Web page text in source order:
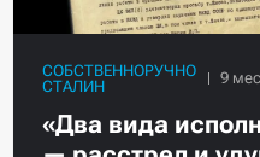
СОБСТВЕННОРУЧНО
СТАЛИН
«Два вида